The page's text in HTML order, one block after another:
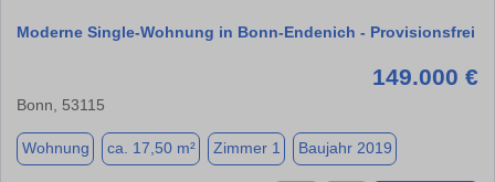
Moderne Single-Wohnung in Bonn-Endenich - Provisionsfrei
149.000 €
Bonn, 53115
Wohnung ca. 17,50 m² Zimmer 1 Baujahr 2019